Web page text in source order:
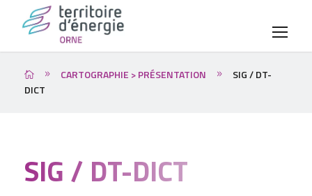
CARTOGRAPHIE > PRÉSENTATION
SIG / DT-
DICT
SIG / DT-DICT